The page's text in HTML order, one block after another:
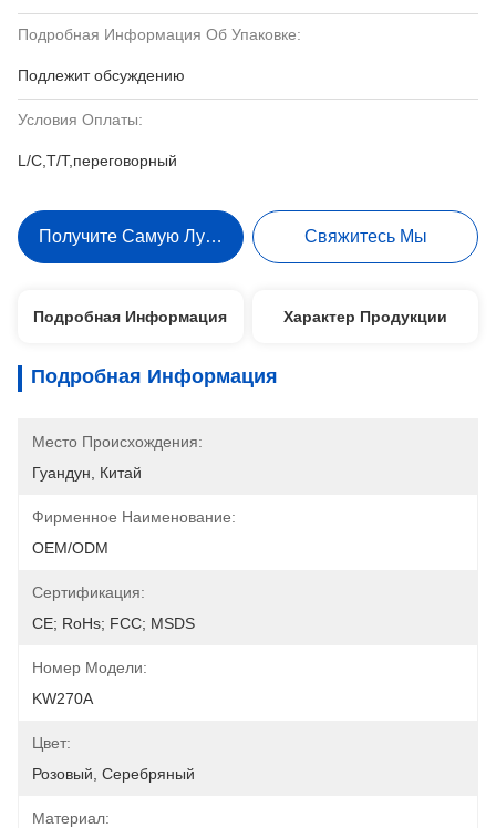
Подробная Информация Об Упаковке:
Подлежит обсуждению
Условия Оплаты:
L/C,T/T,переговорный
Получите Самую Лучшую Цену Свяжитесь Мы
Подробная Информация Характер Продукции
Подробная Информация
Место Происхождения:
Гуандун, Китай
Фирменное Наименование:
OEM/ODM
Сертификация:
CE; RoHs; FCC; MSDS
Номер Модели:
KW270A
Цвет:
Розовый, Серебряный
Материал: